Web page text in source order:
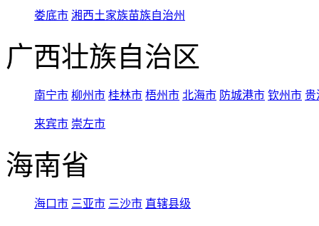
娄底市 湘西土家族苗族自治州
广西壮族自治区
南宁市 柳州市 桂林市 梧州市 北海市 防城港市 钦州市 贵
来宾市 崇左市
海南省
海口市 三亚市 三沙市 直辖县级